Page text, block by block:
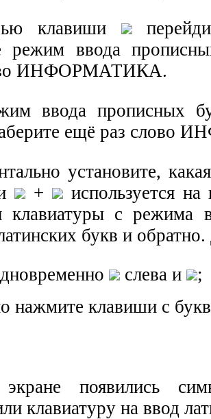
клавиши
режим ввода
ИНФОРМАТИКА.
ввода прописных
ещё раз
установите,
+
используется
клавиатуры с режима
букв и обратно.
слева и
;
нажмите клавиши с
появились
клавиатуру на ввод